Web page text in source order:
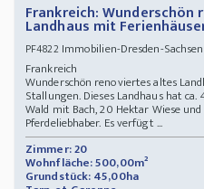
Frankreich:
Landhaus mit
PF4822Immobilien-Dresden-
Frankreich
Wunderschön renoviertes altes
Stallungen. Dieses Landhaus hat
Wald mit Bach, 20 Hektar Wiese
Pferdeliebhaber. Es verfügt ...
Zimmer: 20
Wohnfläche: 500,00m²
Grundstück: 45,00ha